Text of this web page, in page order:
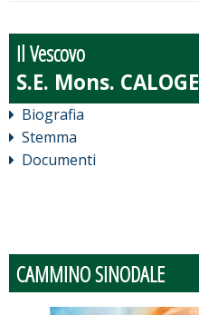
Il Vescovo
Biografia
Stemma
Documenti
CAMMINO SINODALE